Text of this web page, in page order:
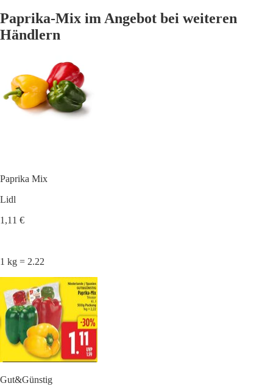
Paprika-Mix im Angebot bei weiteren
Händlern
Paprika Mix
Lidl
1,11 €
1 kg = 2.22
Gut&Günstig